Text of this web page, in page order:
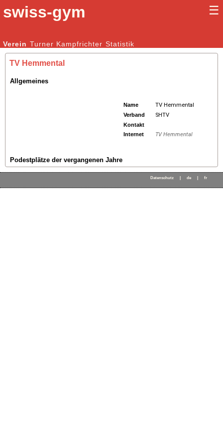
swiss-gym ☰
Kunstturnen Männer | Kunstturnen Frauen
Verein Turner Kampfrichter Statistik
TV Hemmental
Allgemeines
Name TV Hemmental
Verband SHTV
Kontakt
Internet
TV Hemmental
Podestplätze der vergangenen Jahre
Datenschutz de fr